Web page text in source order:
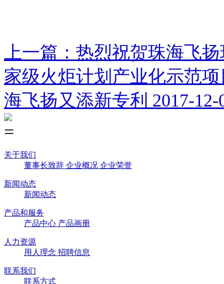
上一篇：热烈祝贺珠海飞
家级火炬计划产业化示范
海飞扬又添新专利 2017-12-
关于我们
董事长致辞 企业概况 企业荣誉
新闻动态
新闻动态
产品和服务
产品中心 产品画册
人力资源
用人理念 招聘信息
联系我们
联系方式